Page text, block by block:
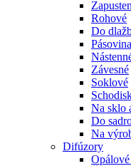
Rohové
Do
Pásovina
Závesné
Soklové
Na sklo
Do
Na
Difúzory